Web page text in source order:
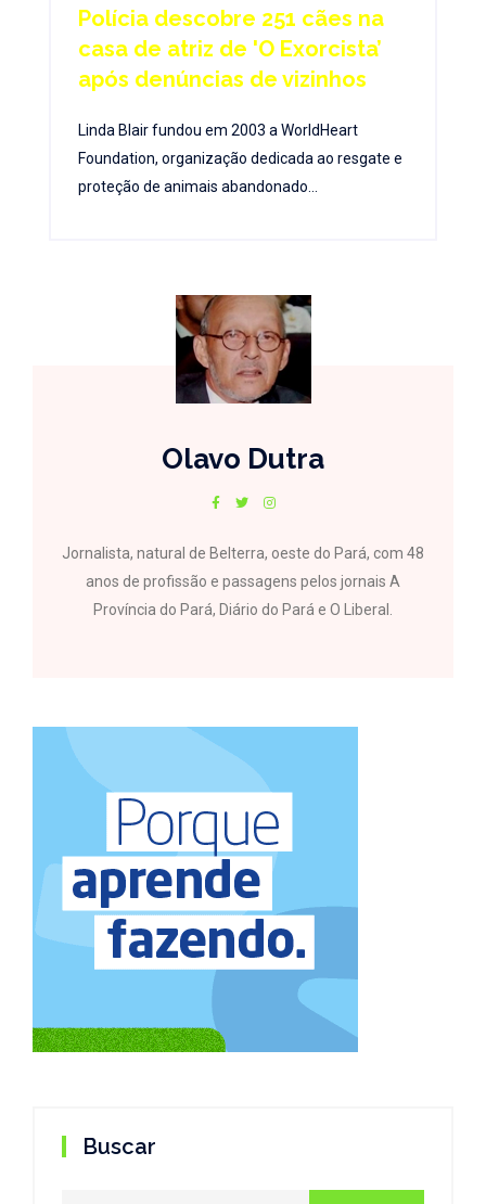
Polícia descobre 251 cães na
casa de atriz de 'O Exorcista’
após denúncias de vizinhos
Linda Blair fundou em 2003 a WorldHeart
Foundation, organização dedicada ao resgate e
proteção de animais abandonado...
Olavo Dutra
Jornalista, natural de Belterra, oeste do Pará, com 48
anos de profissão e passagens pelos jornais A
Província do Pará, Diário do Pará e O Liberal.
Buscar